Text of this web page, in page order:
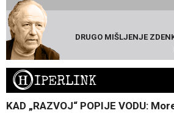
DRUGO MIŠLJENJE
HIPERLINK
KAD „RAZVOJ“ POPIJE VODU: